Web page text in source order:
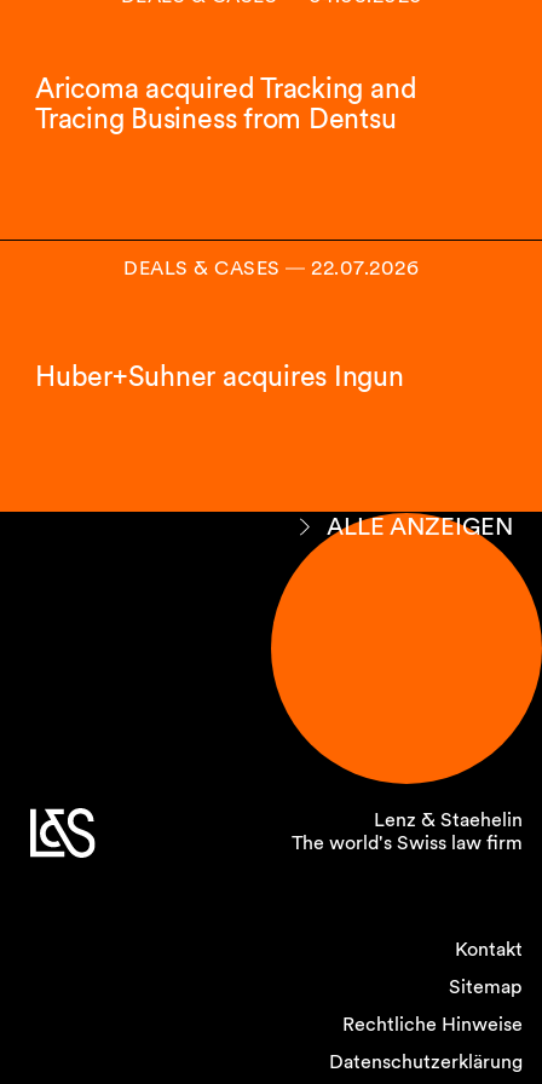
Aricoma acquired Tracking and
Tracing Business from Dentsu
DEALS & CASES ― 22.07.2026
Huber+Suhner acquires Ingun
ALLE ANZEIGEN
Lenz & Staehelin
The world's Swiss law firm
Kontakt
Sitemap
Rechtliche Hinweise
Datenschutzerklärung